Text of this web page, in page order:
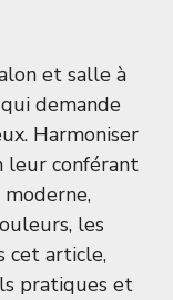
et salle à
demande
Harmoniser
leur conférant
les
cet article,
pratiques et